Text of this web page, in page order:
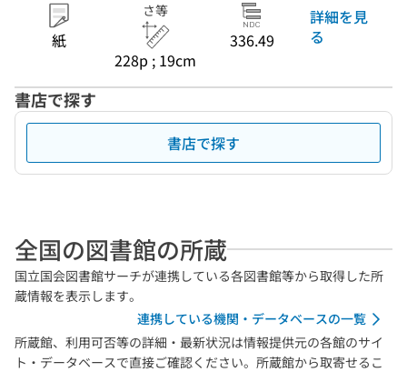
紙
さ等
228p ; 19cm
336.49
詳細を見
る
書店で探す
書店で探す
全国の図書館の所蔵
国立国会図書館サーチが連携している各図書館等から取得した所
蔵情報を表示します。
連携している機関・データベースの一覧
所蔵館、利用可否等の詳細・最新状況は情報提供元の各館のサイ
ト・データベースで直接ご確認ください。所蔵館から取寄せるこ